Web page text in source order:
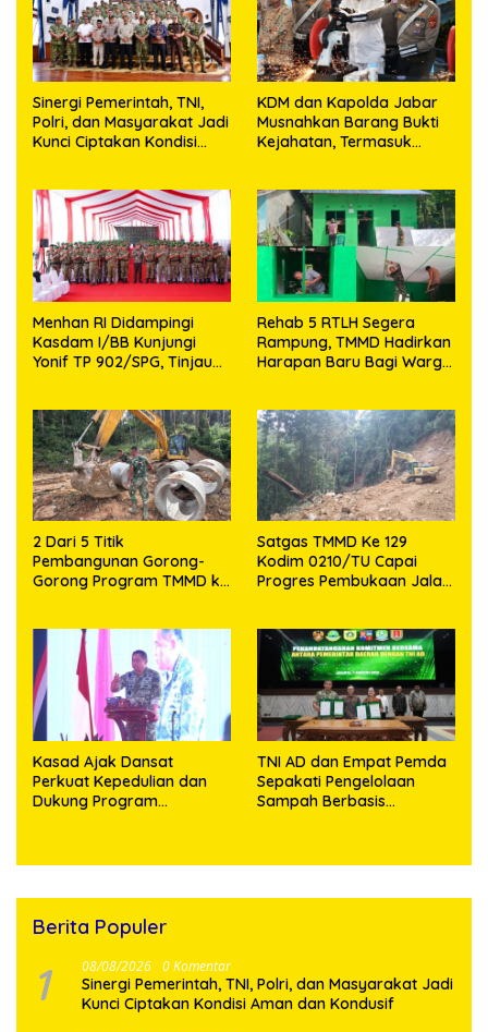
Sinergi Pemerintah, TNI,
Polri, dan Masyarakat Jadi
Kunci Ciptakan Kondisi
KDM dan Kapolda Jabar
Musnahkan Barang Bukti
Kejahatan, Termasuk
Menhan RI Didampingi
Kasdam I/BB Kunjungi
Yonif TP 902/SPG, Tinjau
Rehab 5 RTLH Segera
Rampung, TMMD Hadirkan
Harapan Baru Bagi Warga
2 Dari 5 Titik
Pembangunan Gorong-
Gorong Program TMMD ke
Satgas TMMD Ke 129
Kodim 0210/TU Capai
Progres Pembukaan Jalan
Kasad Ajak Dansat
Perkuat Kepedulian dan
Dukung Program
TNI AD dan Empat Pemda
Sepakati Pengelolaan
Sampah Berbasis
Berita Populer
1 08/08/2026 0 Komentar
Sinergi Pemerintah, TNI, Polri, dan Masyarakat Jadi
Kunci Ciptakan Kondisi Aman dan Kondusif